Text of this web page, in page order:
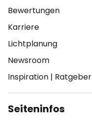
Bewertungen
Karriere
Lichtplanung
Newsroom
Inspiration | Ratgeber
Seiteninfos